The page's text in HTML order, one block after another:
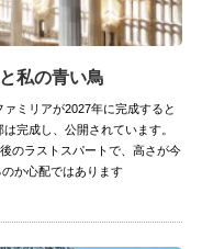
私の青い鳥
ミリアが2027年に完成すると
完成し、公開されています。
のラストスパートで、高さが今
か心配ではあります